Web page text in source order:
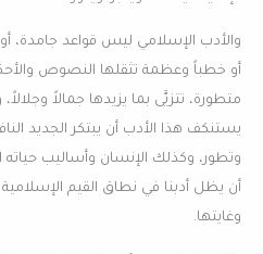
والأدب الإسلامي ليس قواعد جامدة،
أو خطباً وعظمة تثقلها النصوص
متطورة، تتزيَّى بما يزيدها جمالاً
يستنكف هذا الأدب أن يبتكر الجديد
وتطور، وكذلك الإنسان وأساليب حياته
أن يظل أدبنا في نطاق القيم الإسلامية
وغايتها.